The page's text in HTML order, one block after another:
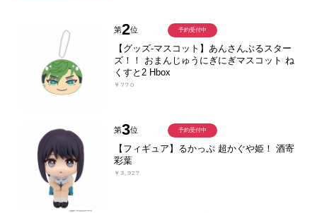
第2位
【グッズ-マスコット】あんさんぶるスター
ズ！！ おまんじゅうにぎにぎマスコット ね
くすと2 Hbox
￥770
予約受付中
第3位
【フィギュア】るかっぷ 超かぐや姫！ 酒寄
彩葉
￥3,927
予約受付中